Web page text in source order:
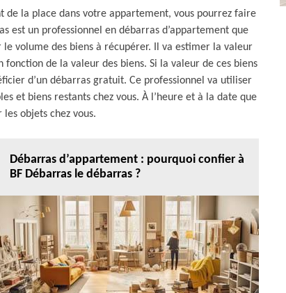
de la place dans votre appartement, vous pourrez faire
est un professionnel en débarras d’appartement que
volume des biens à récupérer. Il va estimer la valeur
fonction de la valeur des biens. Si la valeur de ces biens
d’un débarras gratuit. Ce professionnel va utiliser
et biens restants chez vous. À l’heure et à la date que
objets chez vous.
Débarras d’appartement : pourquoi confier à
BF Débarras le débarras ?